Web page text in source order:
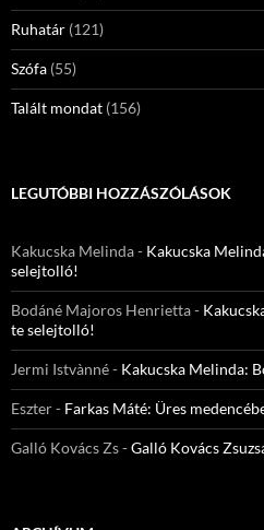
Ruhatár (121)
Szófa (55)
Talált mondat (156)
LEGUTÓBBI HOZZÁSZÓLÁSOK
Kakucska Melinda- Kakucska
selejtolló!
Bodáné Majoros Henrietta-
te selejtolló!
Jermi Istvànné- Kakucska Melinda:
Eszter- Farkas Máté: Üres
Galló Kovács Zs-Galló Kovács